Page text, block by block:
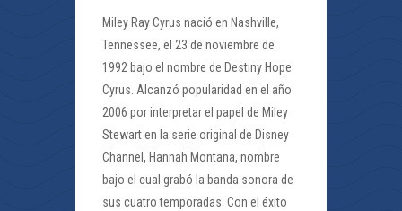
Miley Ray Cyrus nació en Nashville,
Tennessee, el 23 de noviembre de
1992 bajo el nombre de Destiny Hope
Cyrus. Alcanzó popularidad en el año
2006 por interpretar el papel de Miley
Stewart en la serie original de Disney
Channel, Hannah Montana, nombre
bajo el cual grabó la banda sonora de
sus cuatro temporadas. Con el éxito